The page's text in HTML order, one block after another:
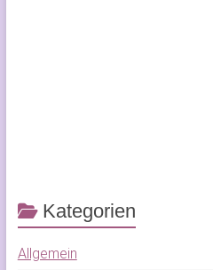
Kategorien
Allgemein